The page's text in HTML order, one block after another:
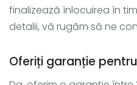
finalizează înlocuirea în
detalii, vă rugăm să ne
Oferiți garanție